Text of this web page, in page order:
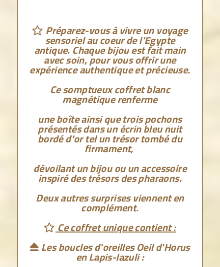
 Préparez-vous à vivreun voyage
sensoriel au coeur de l'Egypte
antique. Chaque bijou est fait main
avec soin, pour vous offrir une
expérience authentique et précieuse.
Ce somptueux coffret blanc
magnétique renferme
une boîte ainsi que trois pochons
présentés dans un écrin bleu nuit
bordé d'or tel un trésor tombé du
firmament,
dévoilant un bijou ou un accessoire
inspiré des trésors des pharaons.
Deux autres surprises viennent en
complément.
 Ce coffret unique contient:
 Les boucles d'oreilles Oeil d'Horus
en Lapis-lazuli :